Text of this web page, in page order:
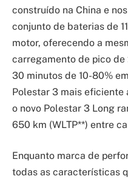
construído na China e
conjunto de baterias de
motor, oferecendo a
carregamento de pico
30 minutos de 10-80%
Polestar 3 mais eficiente
o novo Polestar 3 Long
650 km (WLTP**) entre
Enquanto marca de
todas as características